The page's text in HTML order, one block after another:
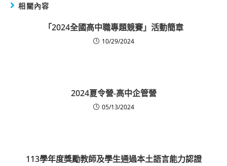
相關內容
「2024全國高中職專題競賽」活動簡章
10/29/2024
2024夏令營-高中企管營
05/13/2024
113學年度獎勵教師及學生通過本土語言能力認證